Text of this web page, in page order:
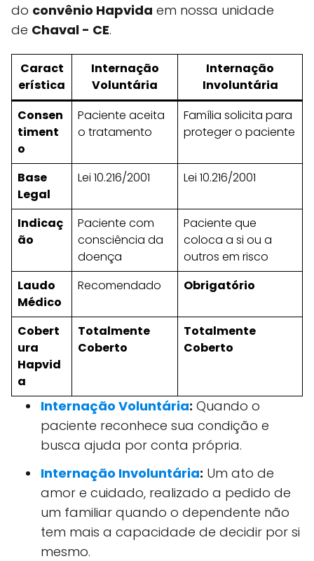
do convênio Hapvida em nossa unidade
de Chaval - CE.
Caract
erística
Internação
Voluntária
Internação
Involuntária
Consen
timent
o
Paciente aceita
o tratamento
Família solicita para
proteger o paciente
Base
Legal
Lei 10.216/2001 Lei 10.216/2001
Indicaç
ão
Paciente com
consciência da
doença
Paciente que
coloca a si ou a
outros em risco
Laudo
Médico
Recomendado Obrigatório
Cobert
ura
Hapvid
a
Totalmente
Coberto
Totalmente
Coberto
Internação Voluntária: Quando o
paciente reconhece sua condição e
busca ajuda por conta própria.
Internação Involuntária: Um ato de
amor e cuidado, realizado a pedido de
um familiar quando o dependente não
tem mais a capacidade de decidir por si
mesmo.